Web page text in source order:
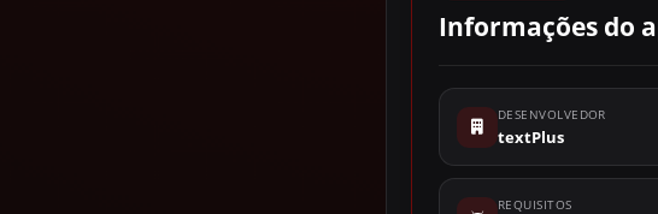
Informações do
DESENVOLVEDOR
textPlus
REQUISITOS